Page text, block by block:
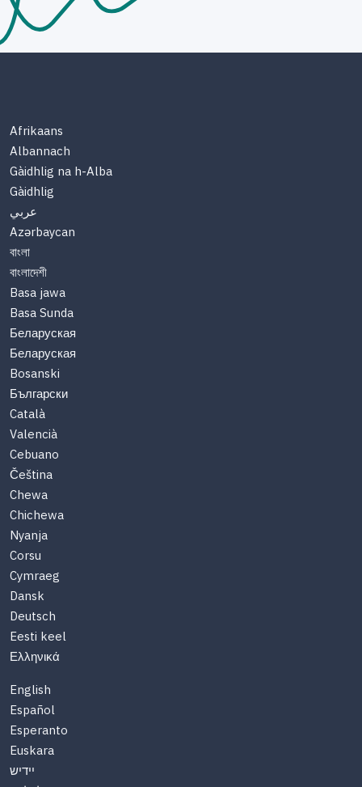
Afrikaans
Albannach
Gàidhlig na h-Alba
Gàidhlig
عربي
Azərbaycan
বাংলা
বাংলাদেশী
Basa jawa
Basa Sunda
Беларуская
Беларуская
Bosanski
Български
Català
Valencià
Cebuano
Čeština
Chewa
Chichewa
Nyanja
Corsu
Cymraeg
Dansk
Deutsch
Eesti keel
Ελληνικά
English
Español
Esperanto
Euskara
יידיש